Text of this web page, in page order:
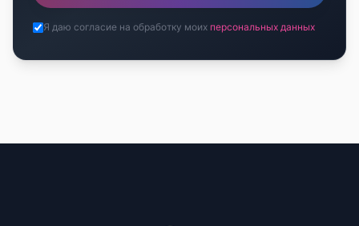
Я даю согласие на обработку моих персональных данных